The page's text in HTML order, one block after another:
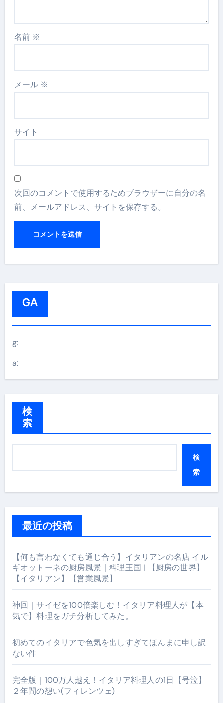
名前 ※
メール ※
サイト
次回のコメントで使用するためブラウザーに自分の名
前、メールアドレス、サイトを保存する。
GA
g:
a:
検
索
検
索
最近の投稿
【何も言わなくても通じ合う】イタリアンの名店 イル
ギオットーネの厨房風景｜料理王国 | 【厨房の世界】
【イタリアン】【営業風景】
神回｜サイゼを100倍楽しむ！イタリア料理人が【本
気で】料理をガチ分析してみた。
初めてのイタリアで色気を出しすぎてほんまに申し訳
ない件
完全版｜100万人越え！イタリア料理人の1日【号泣】
２年間の想い(フィレンツェ)